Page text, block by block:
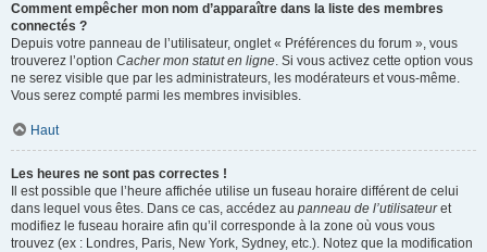
Comment empêcher mon nom d’apparaître dans la liste des membres
connectés ?
Depuis votre panneau de l’utilisateur, onglet « Préférences du forum », vous
trouverez l’option Cacher mon statut en ligne. Si vous activez cette option vous
ne serez visible que par les administrateurs, les modérateurs et vous-même.
Vous serez compté parmi les membres invisibles.
Haut
Les heures ne sont pas correctes !
Il est possible que l’heure affichée utilise un fuseau horaire différent de celui
dans lequel vous êtes. Dans ce cas, accédez au panneau de l’utilisateuret
modifiez le fuseau horaire afin qu’il corresponde à la zone où vous vous
trouvez (ex : Londres, Paris, New York, Sydney, etc.). Notez que la modification